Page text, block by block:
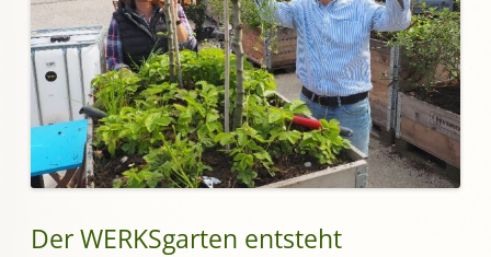
Der WERKSgarten entsteht